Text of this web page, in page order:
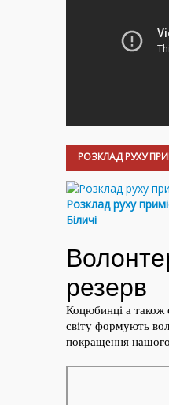
РОЗКЛАД РУХУ
Розклад руху
Біличі